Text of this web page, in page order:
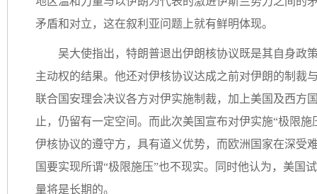
矛盾和对立，这在叙利亚问题上就有鲜明体现。
吴大使指出，特朗普退出伊朗核协议既是其自身政
主动权的结果。他还对伊核协议达成之前对伊朗的制裁
联合国安理会决议各方对伊实施制裁，加上美国及西方
止，仍留有一定空间。而此次美国宣布对伊实施“极限
伊核协议的遵守方，具有道义优势，而欧洲国家在深受
国要实现所谓“极限施压”也不现实。同时他认为，美国
量将是长期的。